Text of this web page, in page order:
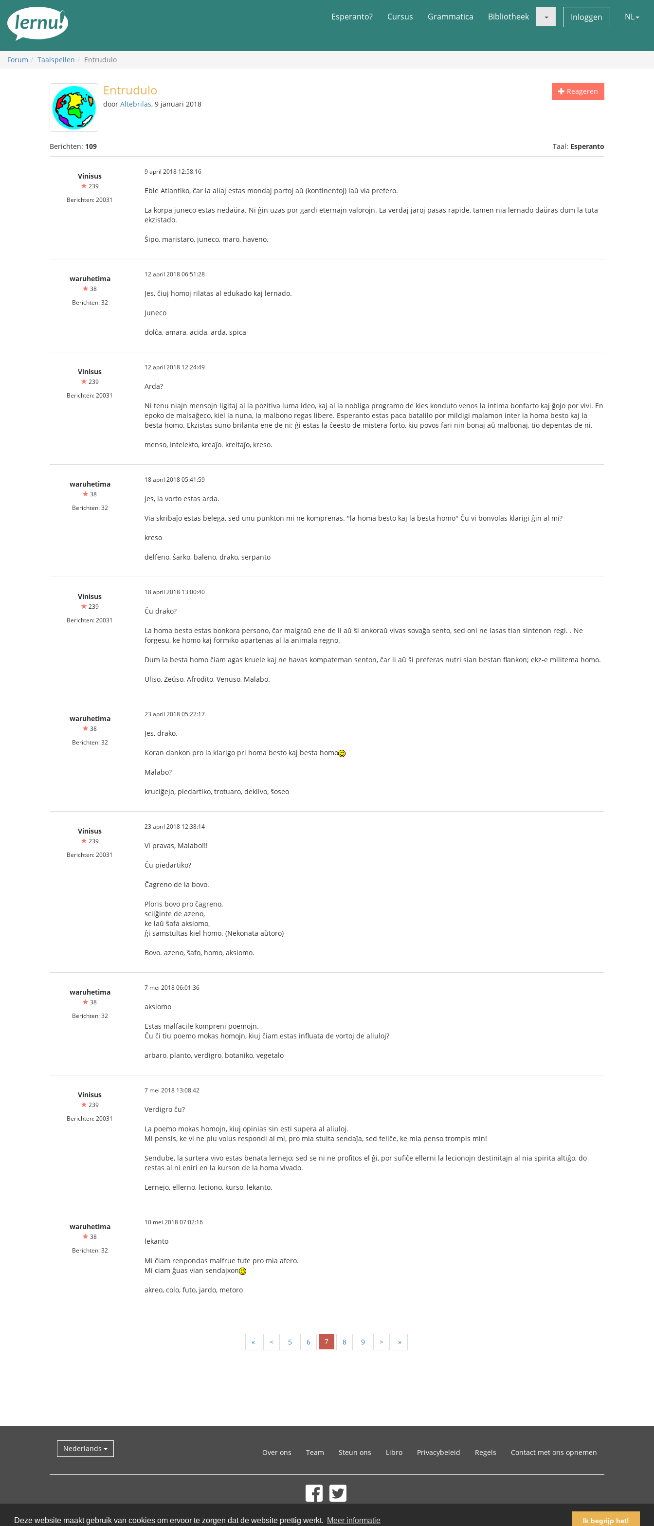
Deze website maakt gebruik van cookies om ervoor te zorgen dat de website prettig werkt. Meer informatie Ik begrijp het!
inhoud
Esperanto? Cursus Grammatica Bibliotheek Inloggen NL
Forum Taalspellen Entrudulo
Reageren
Entrudulo
door Altebrilas, 9 januari 2018
Berichten: 109 Taal: Esperanto
Vinisus
239
Berichten: 20031
9 april 2018 12:58:16
Eble Atlantiko, ĉar la aliaj estas mondaj partoj aŭ (kontinentoj) laŭ via prefero.
La korpa juneco estas nedaŭra. Ni ĝin uzas por gardi eternajn valorojn. La verdaj jaroj pasas rapide, tamen nia lernado daŭras dum la tuta
ekzistado.
Ŝipo, maristaro, juneco, maro, haveno,
waruhetima
38
Berichten: 32
12 april 2018 06:51:28
Jes, ĉiuj homoj rilatas al edukado kaj lernado.
Juneco
dolĉa, amara, acida, arda, spica
Vinisus
239
Berichten: 20031
12 april 2018 12:24:49
Arda?
Ni tenu niajn mensojn ligitaj al la pozitiva luma ideo, kaj al la nobliga programo de kies konduto venos la intima bonfarto kaj ĝojo por vivi. En
epoko de malsaĝeco, kiel la nuna, la malbono regas libere. Esperanto estas paca batalilo por mildigi malamon inter la homa besto kaj la
besta homo. Ekzistas suno brilanta ene de ni; ĝi estas la ĉeesto de mistera forto, kiu povos fari nin bonaj aŭ malbonaj, tio depentas de ni.
menso, Intelekto, kreaĵo. kreitaĵo, kreso.
waruhetima
38
Berichten: 32
18 april 2018 05:41:59
Jes, la vorto estas arda.
Via skribaĵo estas belega, sed unu punkton mi ne komprenas. "la homa besto kaj la besta homo" Ĉu vi bonvolas klarigi ĝin al mi?
kreso
delfeno, ŝarko, baleno, drako, serpanto
Vinisus
239
Berichten: 20031
18 april 2018 13:00:40
Ĉu drako?
La homa besto estas bonkora persono, ĉar malgraŭ ene de li aŭ ŝi ankoraŭ vivas sovaĝa sento, sed oni ne lasas tian sintenon regi. . Ne
forgesu, ke homo kaj formiko apartenas al la animala regno.
Dum la besta homo ĉiam agas kruele kaj ne havas kompateman senton, ĉar li aŭ ŝi preferas nutri sian bestan flankon; ekz-e militema homo.
Uliso, Zeŭso, Afrodito, Venuso, Malabo.
waruhetima
38
Berichten: 32
23 april 2018 05:22:17
Jes, drako.
Koran dankon pro la klarigo pri homa besto kaj besta homo
Malabo?
kruciĝejo, piedartiko, trotuaro, deklivo, ŝoseo
Vinisus
239
Berichten: 20031
23 april 2018 12:38:14
Vi pravas, Malabo!!!
Ĉu piedartiko?
Ĉagreno de la bovo.
Ploris bovo pro ĉagreno,
sciiĝinte de azeno,
ke laŭ ŝafa aksiomo,
ĝi samstultas kiel homo. (Nekonata aŭtoro)
Bovo. azeno, ŝafo, homo, aksiomo.
waruhetima
38
Berichten: 32
7 mei 2018 06:01:36
aksiomo
Estas malfacile kompreni poemojn.
Ĉu ĉi tiu poemo mokas homojn, kiuj ĉiam estas influata de vortoj de aliuloj?
arbaro, planto, verdigro, botaniko, vegetalo
Vinisus
239
Berichten: 20031
7 mei 2018 13:08:42
Verdigro ĉu?
La poemo mokas homojn, kiuj opinias sin esti supera al aliuloj.
Mi pensis, ke vi ne plu volus respondi al mi, pro mia stulta sendaĵa, sed feliĉe, ke mia penso trompis min!
Sendube, la surtera vivo estas benata lernejo; sed se ni ne profitos el ĝi, por sufiĉe ellerni la lecionojn destinitajn al nia spirita altiĝo, do
restas al ni eniri en la kurson de la homa vivado.
Lernejo, ellerno, leciono, kurso, lekanto.
waruhetima
38
Berichten: 32
10 mei 2018 07:02:16
lekanto
Mi ĉiam renpondas malfrue tute pro mia afero.
Mi ciam ĝuas vian sendajxon
akreo, colo, futo, jardo, metoro
« < 5 6 7 8 9 > »
Nederlands Over ons Team Steun ons Libro Privacybeleid Regels Contact met ons opnemen